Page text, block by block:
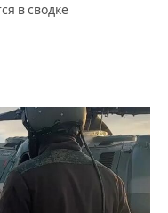
в сводке